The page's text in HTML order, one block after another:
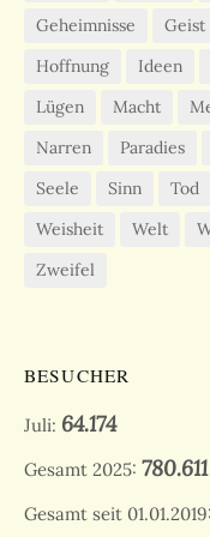
Geheimnisse Geist
Hoffnung
Ideen
Lügen
Macht
Narren
Paradies
Seele
Sinn Tod
Weisheit
Welt
Zweifel
BESUCHER
Juli: 64.174
Gesamt 2025: 780.611
Gesamt seit 01.01.2019: